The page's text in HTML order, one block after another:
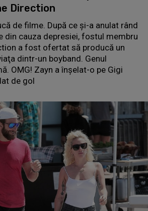
Direction
de filme. După ce şi-a anulat rând
din cauza depresiei, fostul membru
a fost ofertat să producă un
dintr-un boyband. Genul
OMG! Zayn a înșelat-o pe Gigi
de gol